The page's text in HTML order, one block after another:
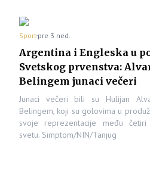
Sportpre 3 ned.
Argentina i Engleska u
Svetskog prvenstva:
Belingem junaci večeri
Junaci večeri bili su Hulijan
Belingem, koji su golovima u
svoje reprezentacije među
svetu. Simptom/NIN/Tanjug